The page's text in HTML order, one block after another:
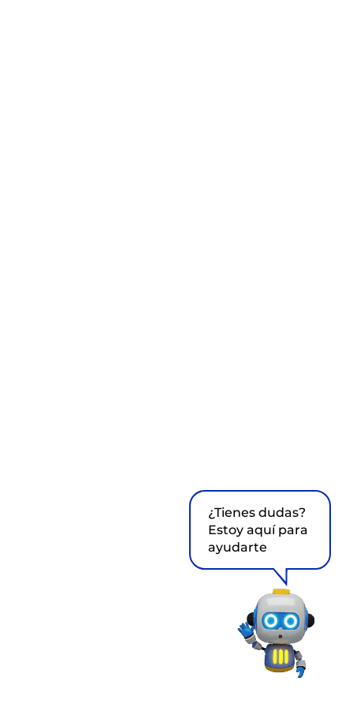
¿Tienes dudas?
Estoy aquí para
ayudarte